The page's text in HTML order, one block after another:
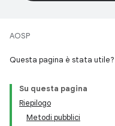
AOSP
Questa pagina è stata utile?
Su questa pagina
Riepilogo
Metodi pubblici